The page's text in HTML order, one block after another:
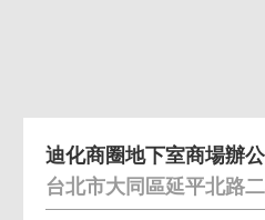
迪化商圈地下室商場辦
台北市大同區延平北路